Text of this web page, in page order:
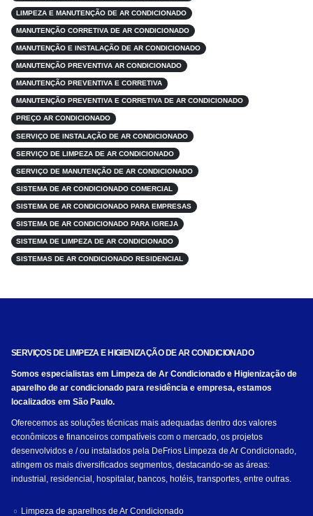
LIMPEZA E MANUTENÇÃO DE AR CONDICIONADO
MANUTENÇÃO CORRETIVA DE AR CONDICIONADO
MANUTENÇÃO E INSTALAÇÃO DE AR CONDICIONADO
MANUTENÇÃO PREVENTIVA AR CONDICIONADO
MANUTENÇÃO PREVENTIVA E CORRETIVA
MANUTENÇÃO PREVENTIVA E CORRETIVA DE AR CONDICIONADO
PREÇO AR CONDICIONADO
SERVIÇO DE INSTALAÇÃO DE AR CONDICIONADO
SERVIÇO DE LIMPEZA DE AR CONDICIONADO
SERVIÇO DE MANUTENÇÃO DE AR CONDICIONADO
SISTEMA DE AR CONDICIONADO COMERCIAL
SISTEMA DE AR CONDICIONADO PARA EMPRESAS
SISTEMA DE AR CONDICIONADO PARA IGREJA
SISTEMA DE LIMPEZA DE AR CONDICIONADO
SISTEMAS DE AR CONDICIONADO RESIDENCIAL
SERVIÇOS DE LIMPEZA E HIGIENIZAÇÃO DE AR CONDICIONADO
Somos especialistas em Limpeza de Ar Condicionado e Higienização de
aparelho de ar condicionado para residência e empresa, estamos
localizados em São Paulo.
Oferecemos as soluções técnicas mais adequadas dentro dos valores
econômicos e financeiros compatíveis com o mercado, os projetos
desenvolvidos e / ou instalados pela DeFrios Limpeza de Ar Condicionado,
atingem os mais diversificados segmentos, destacando-se as áreas:
industrial, residencial, hospitalar, bancos, hotéis, transportes, entre outras.
Limpeza de aparelhos de Ar Condicionado